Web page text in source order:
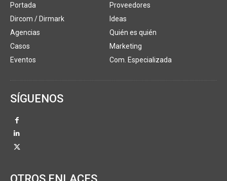
Portada
Dircom / Dirmark
Agencias
Casos
Eventos
Proveedores
Ideas
Quién es quién
Marketing
Com. Especializada
SÍGUENOS